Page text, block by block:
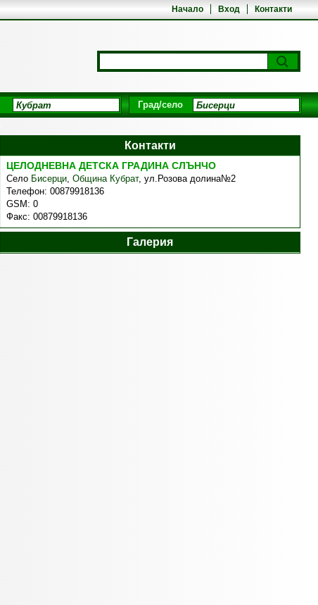
Начало Вход Контакти
Град/село
Контакти
ЦЕЛОДНЕВНА ДЕТСКА ГРАДИНА СЛЪНЧО
Село Бисерци, Община Кубрат, ул.Розова долина№2
Телефон: 00879918136
GSM: 0
Факс: 00879918136
Галерия